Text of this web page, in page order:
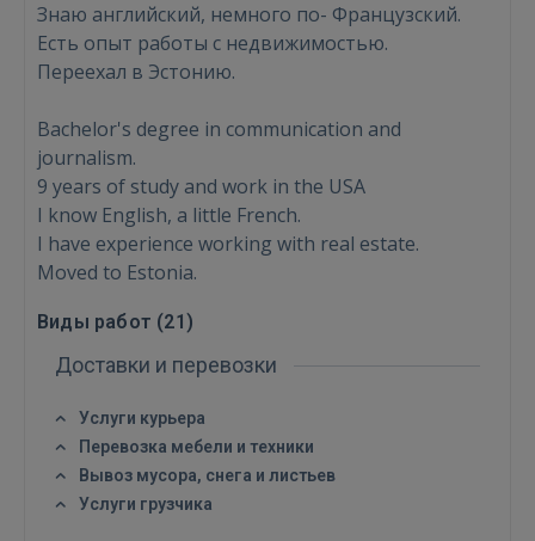
Войти
Знаю английский, немного по- Французский.
Есть опыт работы с недвижимостью.
Переехал в Эстонию.
Bachelor's degree in communication and
journalism.
9 years of study and work in the USA
I know English, a little French.
I have experience working with real estate.
Moved to Estonia.
Виды работ (21)
Доставки и перевозки
Услуги курьера
Перевозка мебели и техники
Вывоз мусора, снега и листьев
Услуги грузчика